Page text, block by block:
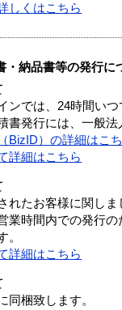
しくはこちら
・納品書等の発行に
ンでは、24時間い
書発行には、一般法
BizID）の詳細はこ
詳細はこちら
れたお客様に関し
業時間内での発行
。
詳細はこちら
同梱致します。